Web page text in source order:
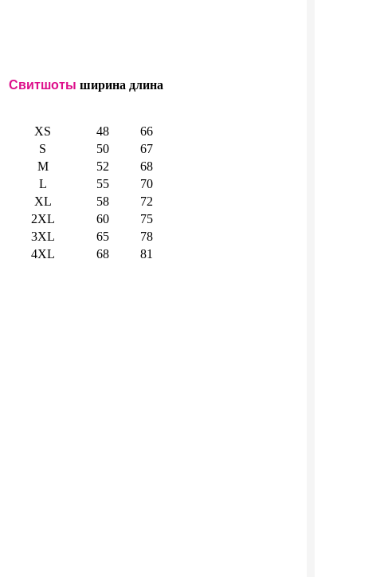
Свитшоты ширина длина
XS 48
66
S
50
67
M
52
68
L
55
70
XL
58
72
2XL
60
75
3XL
65
78
4XL
68 81